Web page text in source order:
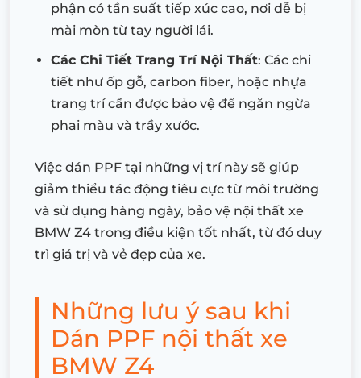
phận có tần suất tiếp xúc cao, nơi dễ bị
mài mòn từ tay người lái.
Các Chi Tiết Trang Trí Nội Thất: Các chi
tiết như ốp gỗ, carbon fiber, hoặc nhựa
trang trí cần được bảo vệ để ngăn ngừa
phai màu và trầy xước.
Việc dán PPF tại những vị trí này sẽ giúp
giảm thiểu tác động tiêu cực từ môi trường
và sử dụng hàng ngày, bảo vệ nội thất xe
BMW Z4 trong điều kiện tốt nhất, từ đó duy
trì giá trị và vẻ đẹp của xe.
Những lưu ý sau khi
Dán PPF nội thất xe
BMW Z4